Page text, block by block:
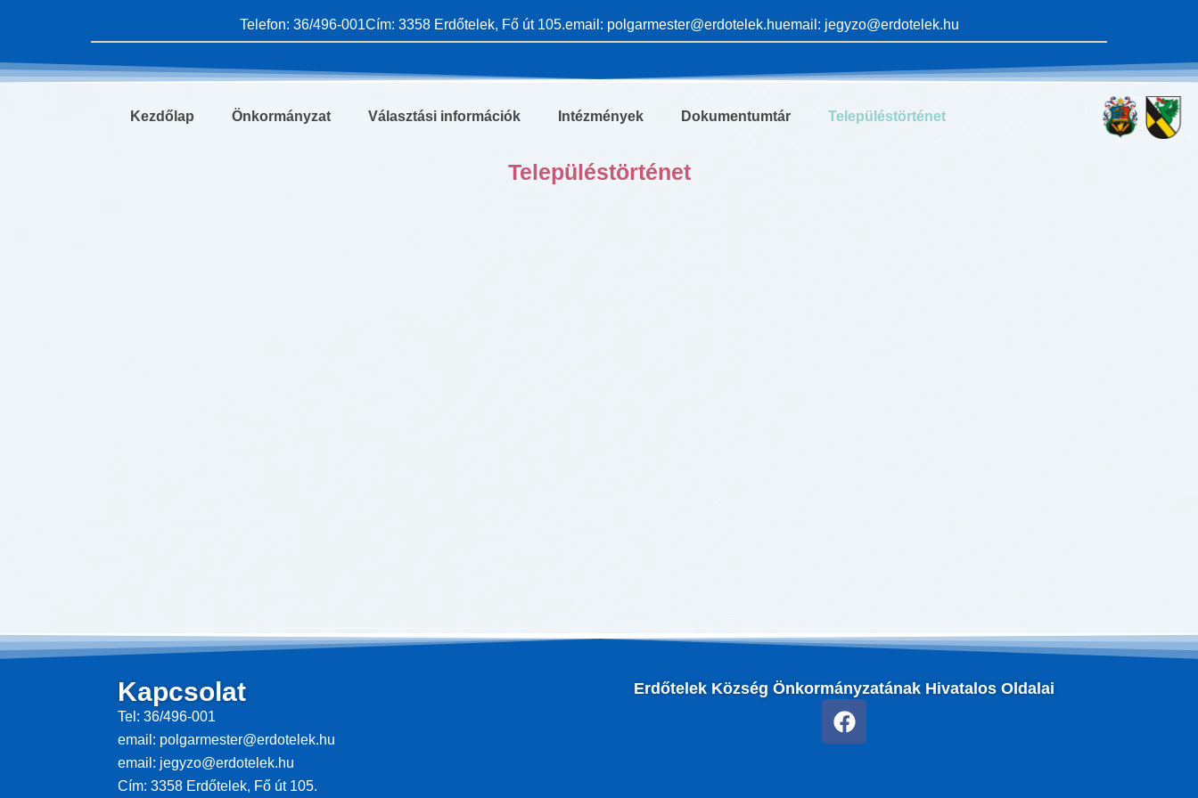
Telefon: 36/496-001Cím: 3358 Erdőtelek, Fő út 105.email: polgarmester@erdotelek.huemail: jegyzo@erdotelek.hu
Kezdőlap Önkormányzat Választási információk Intézmények Dokumentumtár Településtörténet
Településtörténet
Kapcsolat
Tel: 36/496-001
email: polgarmester@erdotelek.hu
email: jegyzo@erdotelek.hu
Cím: 3358 Erdőtelek, Fő út 105.
Erdőtelek Község Önkormányzatának Hivatalos Oldalai
F
a